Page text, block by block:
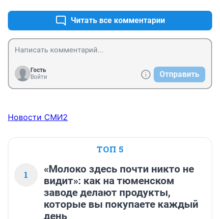
Читать все комментарии
Гость
Войти
Отправить
Новости СМИ2
ТОП 5
1
«Молоко здесь почти никто не
видит»: как на тюменском
заводе делают продукты,
которые вы покупаете каждый
день